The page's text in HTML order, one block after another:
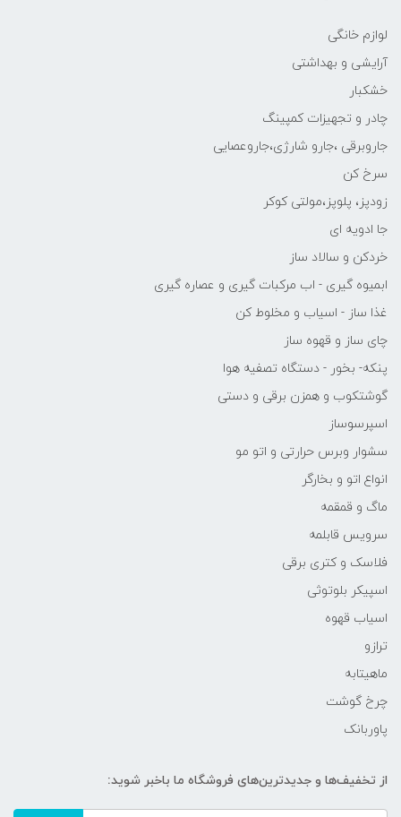
لوازم خانگی
آرایشی و بهداشتی
خشکبار
چادر و تجهیزات کمپینگ
جاروبرقی ،جارو شارژی،جاروعصایی
سرخ کن
زودپز، پلوپز،مولتی کوکر
جا ادویه ای
خردکن و سالاد ساز
ابمیوه گیری - اب مرکبات گیری و عصاره گیری
غذا ساز - اسیاب و مخلوط کن
چای ساز و قهوه ساز
پنکه- بخور - دستگاه تصفیه هوا
گوشتکوب و همزن برقی و دستی
اسپرسوساز
سشوار وبرس حرارتی و اتو مو
انواع اتو و بخارگر
ماگ و قمقمه
سرویس قابلمه
فلاسک و کتری برقی
اسپیکر بلوتوثی
اسیاب قهوه
ترازو
ماهیتابه
چرخ گوشت
پاوربانک
از تخفیف‌ها و جدیدترین‌های فروشگاه ما باخبر شوید: